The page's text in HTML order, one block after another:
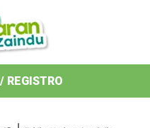
Organizan
REGISTRO